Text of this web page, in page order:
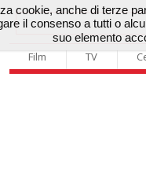
Film TV
cookie, anche di terze
il consenso a tutti o
suo elemento